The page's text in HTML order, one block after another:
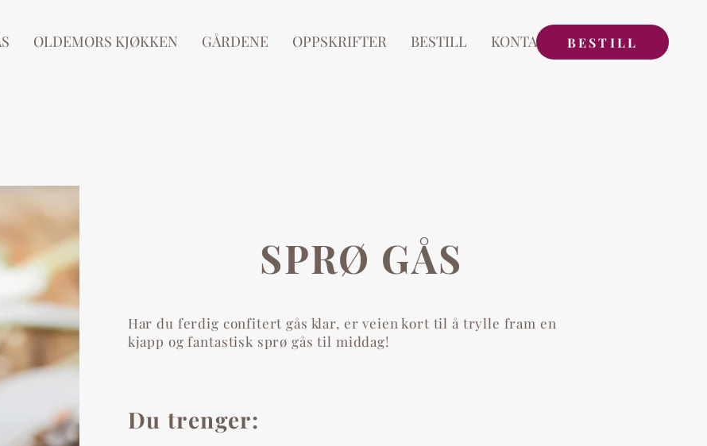
BESTILL
SPRØ GÅS
Har du ferdig confitert gås klar, er veien kort til å trylle fram en
kjapp og fantastisk sprø gås til middag!
Du trenger:
OLDEMORS KJØKKEN GÅRDENE OPPSKRIFTER BESTILL KONTAKT